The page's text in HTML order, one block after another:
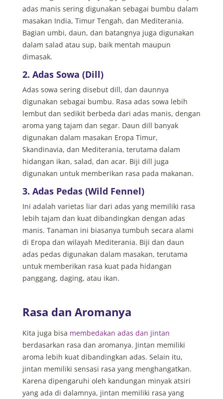
adas manis sering digunakan sebagai bumbu dalam
masakan India, Timur Tengah, dan Mediterania.
Bagian umbi, daun, dan batangnya juga digunakan
dalam salad atau sup, baik mentah maupun
dimasak.
2. Adas Sowa (Dill)
Adas sowa sering disebut dill, dan daunnya
digunakan sebagai bumbu. Rasa adas sowa lebih
lembut dan sedikit berbeda dari adas manis, dengan
aroma yang tajam dan segar. Daun dill banyak
digunakan dalam masakan Eropa Timur,
Skandinavia, dan Mediterania, terutama dalam
hidangan ikan, salad, dan acar. Biji dill juga
digunakan untuk memberikan rasa pada makanan.
3. Adas Pedas (Wild Fennel)
Ini adalah varietas liar dari adas yang memiliki rasa
lebih tajam dan kuat dibandingkan dengan adas
manis. Tanaman ini biasanya tumbuh secara alami
di Eropa dan wilayah Mediterania. Biji dan daun
adas pedas digunakan dalam masakan, terutama
untuk memberikan rasa kuat pada hidangan
panggang, daging, atau ikan.
Rasa dan Aromanya
Kita juga bisa membedakan adas dan jintan
berdasarkan rasa dan aromanya. Jintan memiliki
aroma lebih kuat dibandingkan adas. Selain itu,
jintan memiliki sensasi rasa yang menghangatkan.
Karena dipengaruhi oleh kandungan minyak atsiri
yang ada di dalamnya, jintan memiliki rasa yang